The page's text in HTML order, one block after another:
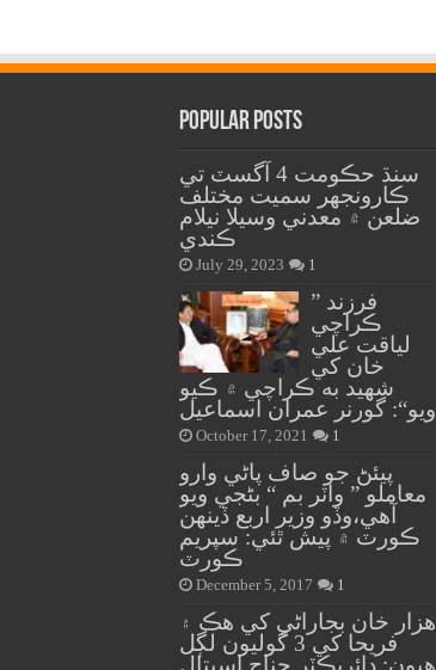
Popular Posts
سنڌ حڪومت 4 آگسٽ تي
ڪارونجهر سميت مختلف
ضلعن ۾ معدني وسيلا نيلام
ڪندي
July 29, 2023 1
” فرزند
ڪراچي
لياقت علي
خان کي
شهيد به ڪراچي ۾ ڪيو
ويو“: گورنر عمران اسماعيل
October 17, 2021 1
پيئڻ جو صاف پاڻي وارو
معاملو ” واٽر بم “ بڻجي ويو
آهي،وڏو وزير اربع ڏينهن
ڪورٽ ۾ پيش ٿئي: سپريم
ڪورٽ
December 5, 2017 1
هزار خان بجاراڻي کي هڪ ۽
فريحا کي 3 گوليون لڳل
هيون: ڊائريڪٽر جناح اسپتال